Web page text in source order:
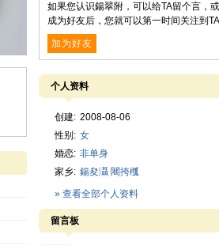
如果您认识鍚翠附，可以给TA留个言，
成为好友后，您就可以第一时间关注到
加为好友
个人资料
创建: 2008-08-06
性别: 女
婚恋: 非单身
家乡: 鍚夋灄 闀挎槬
» 查看全部个人资料
留言板